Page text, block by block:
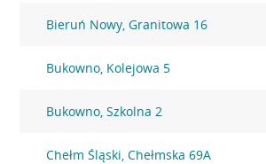
Bieruń Nowy, Granitowa 16
Bukowno, Kolejowa 5
Bukowno, Szkolna 2
Chełm Śląski, Chełmska 69A